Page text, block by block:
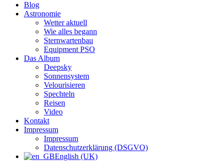
Blog
Astronomie
Wetter aktuell
Wie alles begann
Sternwartenbau
Equipment PSO
Das Album
Deepsky
Sonnensystem
Velourisieren
Spechteln
Reisen
Video
Kontakt
Impressum
Impressum
Datenschutzerklärung (DSGVO)
English (UK)